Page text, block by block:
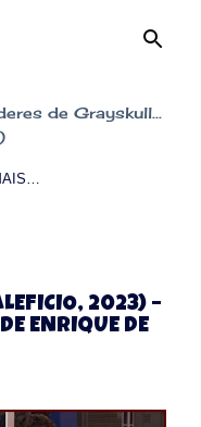
de Grayskull...
2023) –
ENRIQUE DE